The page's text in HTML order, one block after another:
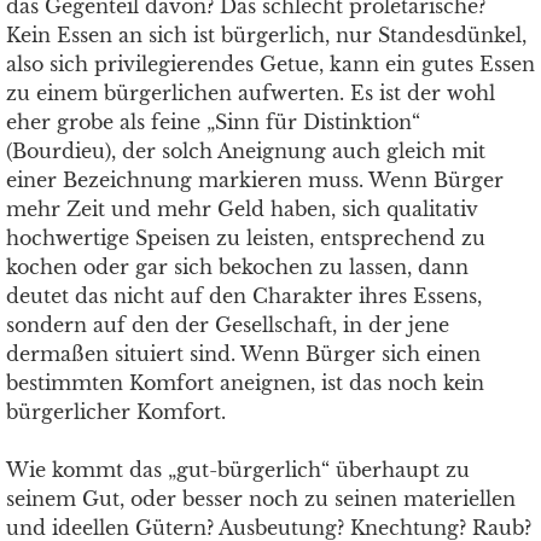
das Gegenteil davon? Das schlecht proletarische?
Kein Essen an sich ist bürgerlich, nur Standesdünkel,
also sich privilegierendes Getue, kann ein gutes Essen
zu einem bürgerlichen aufwerten. Es ist der wohl
eher grobe als feine „Sinn für Distinktion“
(Bourdieu), der solch Aneignung auch gleich mit
einer Bezeichnung markieren muss. Wenn Bürger
mehr Zeit und mehr Geld haben, sich qualitativ
hochwertige Speisen zu leisten, entsprechend zu
kochen oder gar sich bekochen zu lassen, dann
deutet das nicht auf den Charakter ihres Essens,
sondern auf den der Gesellschaft, in der jene
dermaßen situiert sind. Wenn Bürger sich einen
bestimmten Komfort aneignen, ist das noch kein
bürgerlicher Komfort.
Wie kommt das „gut-bürgerlich“ überhaupt zu
seinem Gut, oder besser noch zu seinen materiellen
und ideellen Gütern? Ausbeutung? Knechtung? Raub?